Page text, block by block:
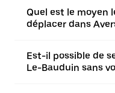
Quel est le moyen
déplacer dans
Est-il possible de
Le-Bauduin sans